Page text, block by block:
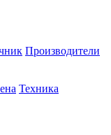
Производители
Техника